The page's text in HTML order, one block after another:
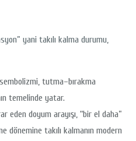
yani takılı kalma durumu,
tutma–bırakma
temelinde yatar.
eden doyum arayışı, “bir el daha”
dönemine takılı kalmanın modern